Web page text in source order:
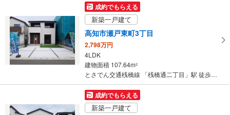
す
る
成約でもらえる
新築一戸建て
高知市瀬戸東町3丁目
2,798万円
4LDK
建物面積 107.64m2
とさでん交通桟橋線 「桟橋通二丁目」駅 徒歩63分
成約でもらえる
新築一戸建て